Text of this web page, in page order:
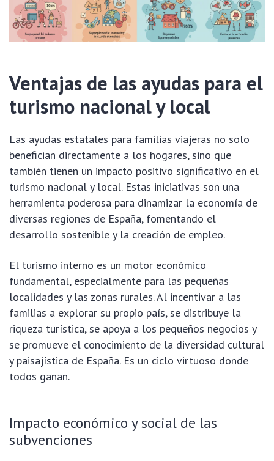
Ventajas de las ayudas para el
turismo nacional y local
Las ayudas estatales para familias viajeras no solo
benefician directamente a los hogares, sino que
también tienen un impacto positivo significativo en el
turismo nacional y local. Estas iniciativas son una
herramienta poderosa para dinamizar la economía de
diversas regiones de España, fomentando el
desarrollo sostenible y la creación de empleo.
El turismo interno es un motor económico
fundamental, especialmente para las pequeñas
localidades y las zonas rurales. Al incentivar a las
familias a explorar su propio país, se distribuye la
riqueza turística, se apoya a los pequeños negocios y
se promueve el conocimiento de la diversidad cultural
y paisajística de España. Es un ciclo virtuoso donde
todos ganan.
Impacto económico y social de las
subvenciones